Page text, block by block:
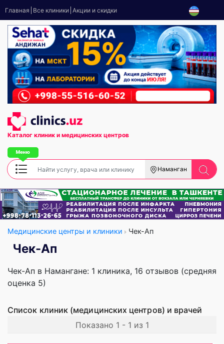
Главная Все клиники Акции и скидки
Каталог клиник и медицинских центров
Наманган
Медицинские центры и клиники Чек-Ап
Чек-Ап
Чек-Ап в Намангане: 1 клиника, 16 отзывов (средняя
оценка 5)
Список клиник (медицинских центров) и врачей
Показано 1 - 1 из 1